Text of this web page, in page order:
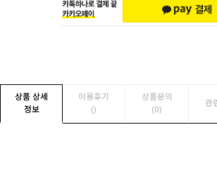
상품 상세
정보
이용후기
()
상품문의
(0)
관